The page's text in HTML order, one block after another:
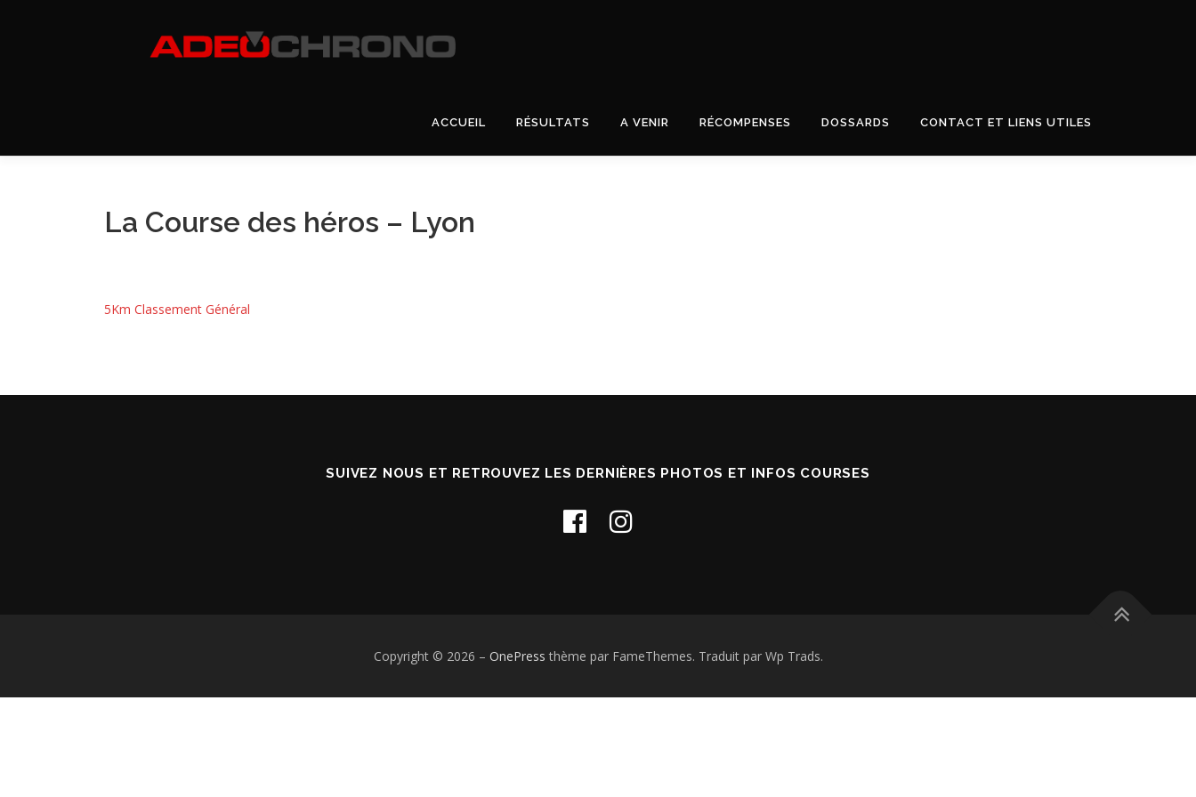
ACCUEIL RÉSULTATS A VENIR RÉCOMPENSES DOSSARDS CONTACT ET LIENS UTILES
La Course des héros – Lyon
5Km Classement Général
SUIVEZ NOUS ET RETROUVEZ LES DERNIÈRES PHOTOS ET INFOS COURSES
Copyright © 2026 – OnePress thème par FameThemes. Traduit par Wp Trads.